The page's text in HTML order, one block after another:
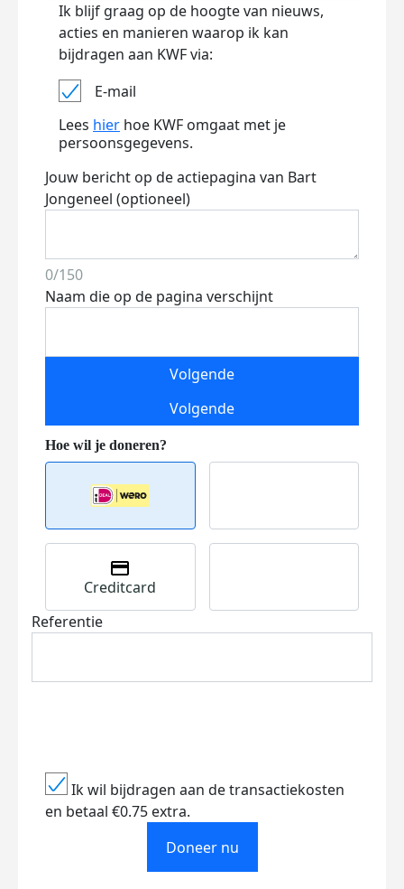
Ik blijf graag op de hoogte van nieuws,
acties en manieren waarop ik kan
bijdragen aan KWF via:
E-mail
Lees hier hoe KWF omgaat met je
persoonsgegevens.
Jouw bericht op de actiepagina van Bart
Jongeneel (optioneel)
0/150
Naam die op de pagina verschijnt
Volgende
Volgende
Creditcard
Referentie
Ik wil bijdragen aan de transactiekosten
en betaal €0.75 extra.
Doneer nu